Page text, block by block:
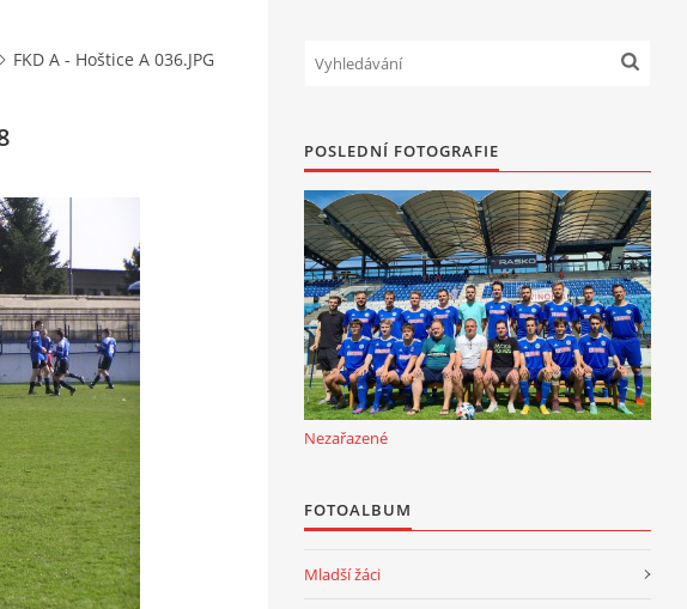
FKD A - Hoštice A 036.JPG
POSLEDNÍ FOTOGRAFIE
Nezařazené
FOTOALBUM
Mladší žáci